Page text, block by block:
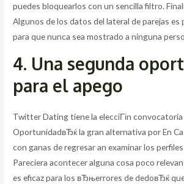
puedes bloquearlos con un sencilla filtro.
Algunos de los datos del lateral de parejas
para que nunca sea mostrado a ninguna
4. Una segunda
para el apego
Twitter Dating tiene la elecciГіn
OportunidadвЂќ la gran alternativa por En
con ganas de regresar an examinar los
Pareciera acontecer alguna cosa poco
es eficaz para los вЂњerrores de dedoвЂќ